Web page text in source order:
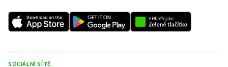
SOCIÁLNÍ SÍTĚ